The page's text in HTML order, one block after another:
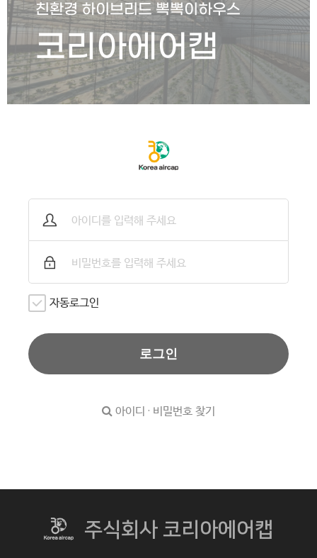
친환경 하이브리드 뽁뽁이하우스
코리아에어캡
자동로그인
로그인
아이디 · 비밀번호 찾기
주식회사 코리아에어캡